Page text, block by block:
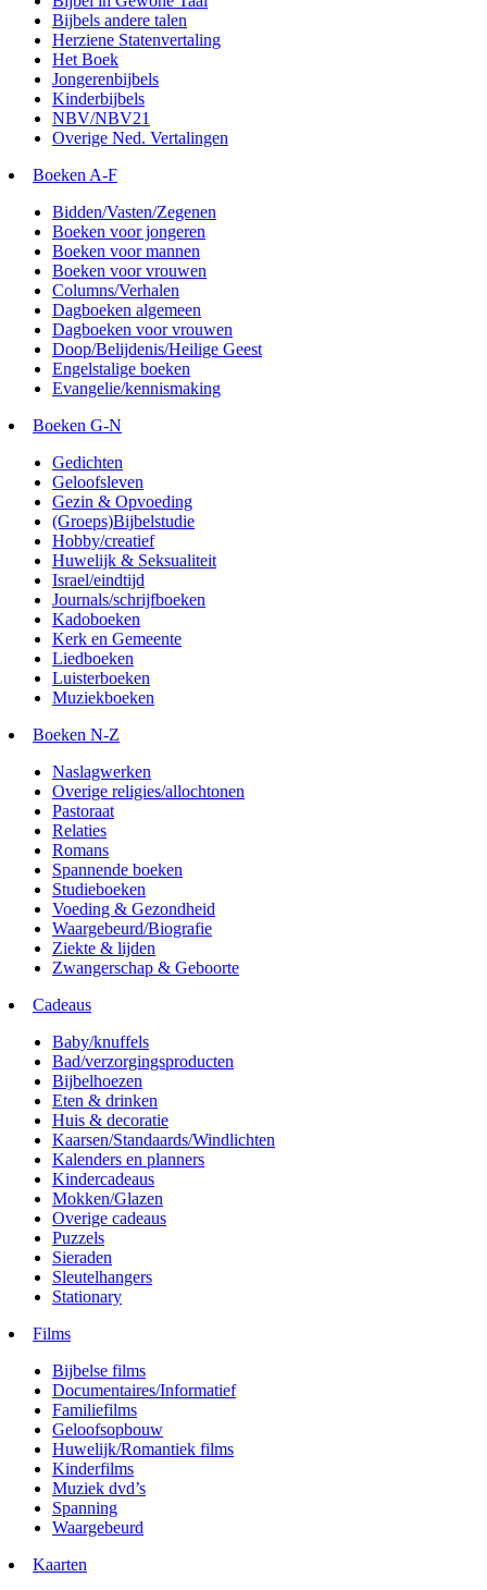
Bijbels andere talen
Herziene Statenvertaling
Het Boek
Jongerenbijbels
Kinderbijbels
NBV/NBV21
Overige Ned. Vertalingen
Boeken A-F
Bidden/Vasten/Zegenen
Boeken voor jongeren
Boeken voor mannen
Boeken voor vrouwen
Columns/Verhalen
Dagboeken algemeen
Dagboeken voor vrouwen
Doop/Belijdenis/Heilige Geest
Engelstalige boeken
Evangelie/kennismaking
Boeken G-N
Gedichten
Geloofsleven
Gezin & Opvoeding
(Groeps)Bijbelstudie
Hobby/creatief
Huwelijk & Seksualiteit
Israel/eindtijd
Journals/schrijfboeken
Kadoboeken
Kerk en Gemeente
Liedboeken
Luisterboeken
Muziekboeken
Boeken N-Z
Naslagwerken
Overige religies/allochtonen
Pastoraat
Relaties
Romans
Spannende boeken
Studieboeken
Voeding & Gezondheid
Waargebeurd/Biografie
Ziekte & lijden
Zwangerschap & Geboorte
Cadeaus
Baby/knuffels
Bad/verzorgingsproducten
Bijbelhoezen
Eten & drinken
Huis & decoratie
Kaarsen/Standaards/Windlichten
Kalenders en planners
Kindercadeaus
Mokken/Glazen
Overige cadeaus
Puzzels
Sieraden
Sleutelhangers
Stationary
Films
Bijbelse films
Documentaires/Informatief
Familiefilms
Geloofsopbouw
Huwelijk/Romantiek films
Kinderfilms
Muziek dvd’s
Spanning
Waargebeurd
Kaarten